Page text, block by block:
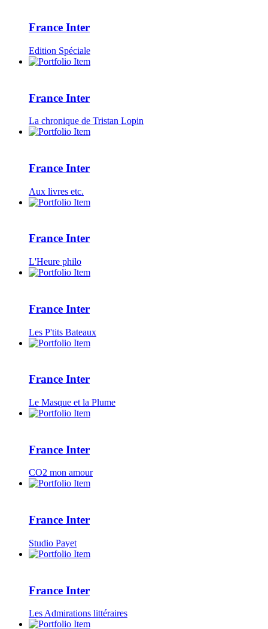
France Inter
Edition Spéciale
France Inter
La chronique de Tristan Lopin
France Inter
Aux livres etc.
France Inter
L'Heure philo
France Inter
Les P'tits Bateaux
France Inter
Le Masque et la Plume
France Inter
CO2 mon amour
France Inter
Studio Payet
France Inter
Les Admirations littéraires